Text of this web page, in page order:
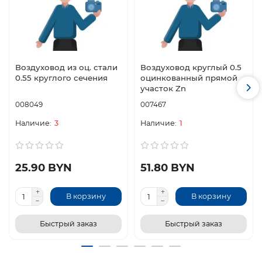
Воздуховод из оц. стали
0.55 круглого сечения
008049
3
25.90 BYN
В корзину
Быстрый заказ
Воздуховод круглый 0.5
оцинкованный прямой
участок Zn
007467
1
51.80 BYN
В корзину
Быстрый заказ